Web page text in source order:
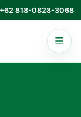
+62 818-0828-3068
Buka